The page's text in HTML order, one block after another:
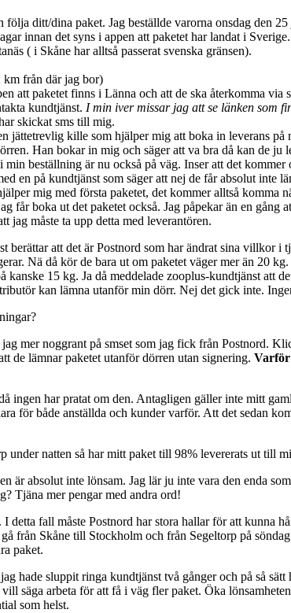
följa ditt/dina paket. Jag beställde varorna onsdag den
innan det syns i appen att paketet har landat i Sverige.
( i Skåne har alltså passerat svenska gränsen).
km från där jag bor)
att paketet finns i Länna och att de ska återkomma
kundtjänst. I min iver missar jag att se länken som
skickat sms till mig.
jättetrevlig kille som hjälper mig att boka in leverans
Han bokar in mig och säger att va bra då kan de ju
min beställning är nu också på väg. Inser att det
en på kundtjänst som säger att nej de får absolut
mig med första paketet, det kommer alltså komma
får boka ut det paketet också. Jag påpekar än en
jag måste ta upp detta med leverantören.
berättar att det är Postnord som har ändrat sina villkor
Nä då kör de bara ut om paketet väger mer än 20
15 kg. Ja då meddelade zooplus-kundtjänst att
kan lämna utanför min dörr. Nej det gick inte.
mer noggrant på smset som jag fick från Postnord.
de lämnar paketet utanför dörren utan signering. Varför
ingen har pratat om den. Antagligen gäller inte mitt
för både anställda och kunder varför. Att det sedan
natten så har mitt paket till 98% levererats ut till
är absolut inte lönsam. Jag lär ju inte vara den enda
Tjäna mer pengar med andra ord!
fall måste Postnord har stora hallar för att kunna
från Skåne till Stockholm och från Segeltorp på
paket.
hade sluppit ringa kundtjänst två gånger och på så
säga arbeta för att få i väg fler paket. Öka
som helst.